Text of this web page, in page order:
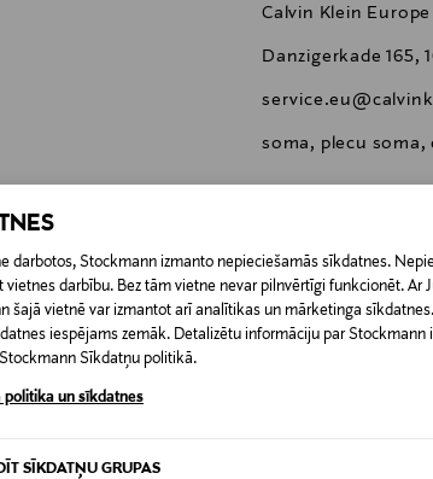
darbotos, Stockmann izmanto nepieciešamās sīkdatnes.
vietnes darbību. Bez tām vietne nevar pilnvērtīgi funkcionēt. Ar
šajā vietnē var izmantot arī analītikas un mārketinga
iespējams zemāk. Detalizētu informāciju par
Sīkdatņu politikā.
politika un sīkdatnes
SĪKDATŅU GRUPAS
Calvin Klein Europe
Danzigerkade 165,
soma, plecu soma,
0,00 €